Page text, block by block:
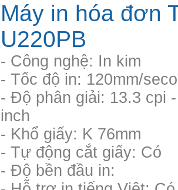
Máy in hóa đơn
U220PB
- Công nghệ: In kim
- Tốc độ in: 120mm/
- Độ phân giải: 13.3 cpi
inch
- Khổ giấy: K 76mm
- Tự động cắt giấy: Có
- Độ bền đầu in: